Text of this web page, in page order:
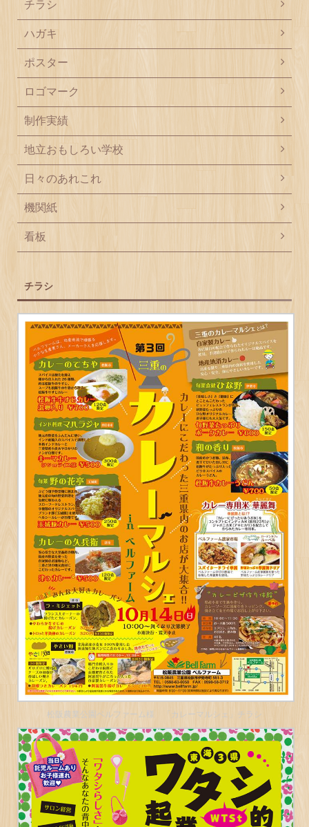
チラシ
ハガキ
ポスター
ロゴマーク
制作実績
地立おもしろい学校
日々のあれこれ
機関紙
看板
チラシ
松阪農業公園ベルファーム様 「カレーマルシェ」チラシ